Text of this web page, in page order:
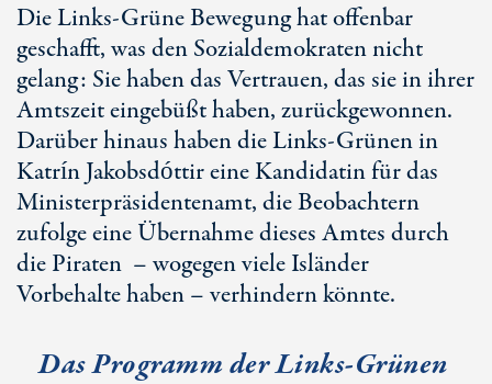
Die Links-Grüne Bewegung hat offenbar
geschafft, was den Sozialdemokraten nicht
gelang: Sie haben das Vertrauen, das sie in ihrer
Amtszeit eingebüßt haben, zurückgewonnen.
Darüber hinaus haben die Links-Grünen in
Katrín Jakobsdóttir eine Kandidatin für das
Ministerpräsidentenamt, die Beobachtern
zufolge eine Übernahme dieses Amtes durch
die Piraten – wogegen viele Isländer
Vorbehalte haben – verhindern könnte.
Das Programm der Links-Grünen